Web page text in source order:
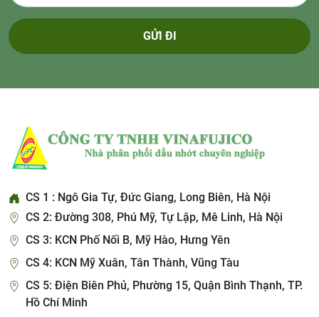
GỬI ĐI
CS 1 : Ngô Gia Tự, Đức Giang, Long Biên, Hà Nội
CS 2: Đường 308, Phú Mỹ, Tự Lập, Mê Linh, Hà Nội
CS 3: KCN Phố Nối B, Mỹ Hào, Hưng Yên
CS 4: KCN Mỹ Xuân, Tân Thành, Vũng Tàu
CS 5: Điện Biên Phủ, Phường 15, Quận Bình Thạnh, TP.
Hồ Chí Minh